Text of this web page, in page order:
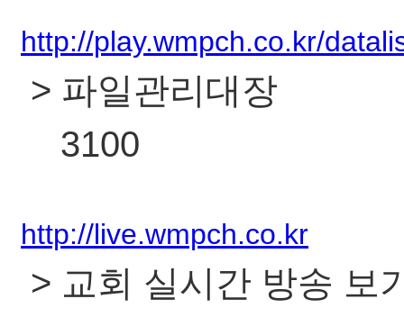
http://play.wmpch.co.kr/
> 파일관리대장
3100
http://live.wmpch.co.kr
> 교회 실시간 방송 보